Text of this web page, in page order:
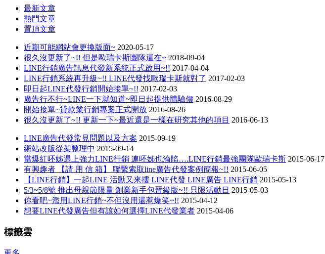
最新文章
熱門文章
置頂文章
近期可能網站會更換版面~ 2020-05-17
很久沒更新了~!! 但是歐瑞卡斯團隊還在~ 2018-09-04
LINE行銷廣告訊息代發新系統正式啟用~!! 2017-04-04
LINE行銷系統再升級~!! LINE代發找歐瑞卡斯就對了 2017-02-03
即日起LINE代發行銷開始接單~!! 2017-02-03
廣告行不行~LINE一下就知道~即日起提供體驗價 2016-08-29
開始接單~貸款業行銷專案正式開放 2016-08-26
很久沒更新了~!! 更新一下~最近還是一樣在研究其他的項目 2016-06-13
LINE廣告代發常見問題以及方案 2015-09-19
網站改版從架整理中 2015-09-14
當爆紅呸姊遇上強力LINE行銷 連呸姊也淪陷….LINE行銷最強團隊歐瑞卡斯 2015-06-17
有興趣者 【請 用 信 箱】 聯繫索取line廣告代發案例簡報~!! 2015-06-05
【LINE行銷】一起LINE 活動又來摟 LINE代發 LINE廣告 LINE行銷 2015-05-13
5/3~5/8號 推出母親節限量 創業新手包晉級版~!! 只限活動日 2015-05-03
你看吧~濫用LINE行銷~不但沒用還惹爆笑~!! 2015-04-12
想要LINE代發廣告但有該如何選擇LINE代發業者 2015-04-06
標籤雲